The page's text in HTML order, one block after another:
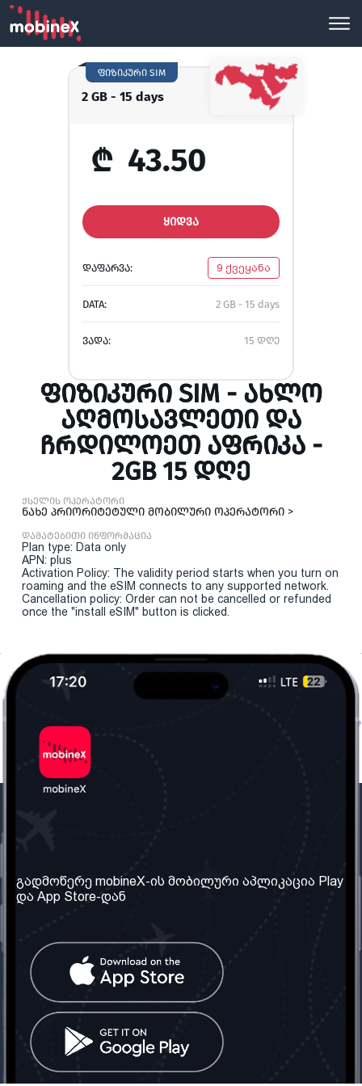
2 GB - 15 days
ფიზიკური SIM
₾ 43.50
ᲧᲘᲓᲕᲐ
ᲓᲐᲤᲐᲠᲕᲐ: 9 ქვეყანა
DATA: 2 GB - 15 days
ᲕᲐᲓᲐ: 15 დღე
ᲤᲘᲖᲘᲙᲣᲠᲘ SIM - ᲐᲮᲚᲝ
ᲐᲦᲛᲝᲡᲐᲕᲚᲔᲗᲘ ᲓᲐ
ᲩᲠᲓᲘᲚᲝᲔᲗ ᲐᲤᲠᲘᲙᲐ -
2GB 15 ᲓᲦᲔ
ქსელის ოპერატორი
ნახე პრიორიტეტული მობილური ოპერატორი >
დამატებითი ინფორმაცია
Plan type: Data only
APN: plus
Activation Policy: The validity period starts when you turn on
roaming and the eSIM connects to any supported network.
Cancellation policy: Order can not be cancelled or refunded
once the "install eSIM" button is clicked.
ჩვენ შესახებ
ჩვენი სერვისები
წესები და პირობები
კითხვები
კონტაქტი
საქართველო: თბილისი
ტელ: 032 2 04 00 50
ელ. ფოსტა:
სოციალური ქსელი
გადმოწერე mobineX-ის მობილური აპლიკაცია Play
და App Store-დან